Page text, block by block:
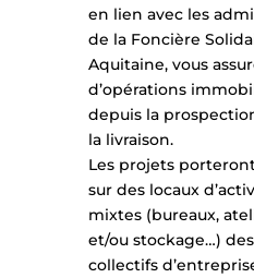
en lien avec les
de la Foncière
Aquitaine, vous
d’opérations
depuis la
la livraison.
Les projets
sur des locaux
mixtes (bureaux,
et/ou stockage…)
collectifs